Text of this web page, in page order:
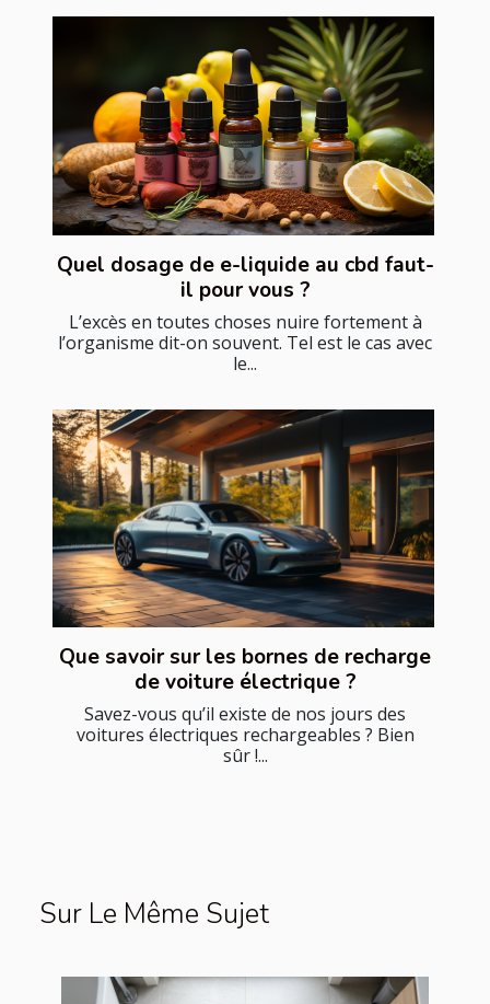
Quel dosage de e-liquide au cbd faut-
il pour vous ?
L’excès en toutes choses nuire fortement à
l’organisme dit-on souvent. Tel est le cas avec
le...
Que savoir sur les bornes de recharge
de voiture électrique ?
Savez-vous qu’il existe de nos jours des
voitures électriques rechargeables ? Bien
sûr !...
Sur Le Même Sujet